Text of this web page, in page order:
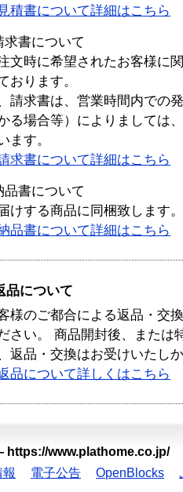
見積書について詳細はこちら
求書について
文時に希望されたお客様に
おります。
請求書は、営業時間内での
る場合等）によりましては
ます。
求書について詳細はこちら
品書について
けする商品に同梱致します。
品書について詳細はこちら
品について
様のご都合による返品・交
さい。 商品開封後、または
返品・交換はお受けいたし
品について詳しくはこちら
https://www.plathome.co.jp/
電子公告 OpenBlocks